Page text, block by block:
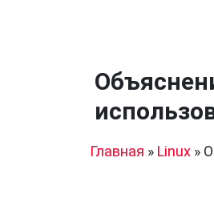
Главная » Linux »